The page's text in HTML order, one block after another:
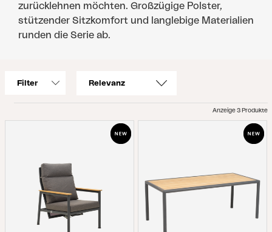
zurücklehnen möchten. Großzügige Polster,
stützender Sitzkomfort und langlebige Materialien
runden die Serie ab.
Filter
Anzeige 3 Produkte